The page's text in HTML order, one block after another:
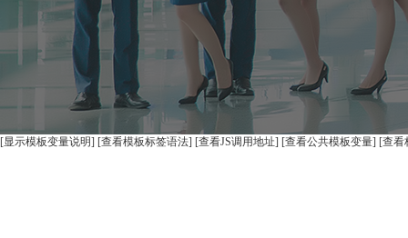
[显示模板变量说明] [查看模板标签语法] [查看JS调用地址] [查看公共模板变量] [查看